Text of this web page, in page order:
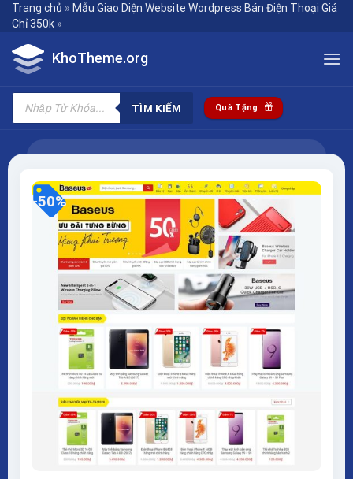
Skip
content
Trang chủ » Mẫu Giao Diện Website Wordpress Bán Điện Thoại Giá
Chỉ 350k »
KhoTheme.org
Tìm
kiếm
phẩm
TÌM KIẾM Quà Tặng
-50%